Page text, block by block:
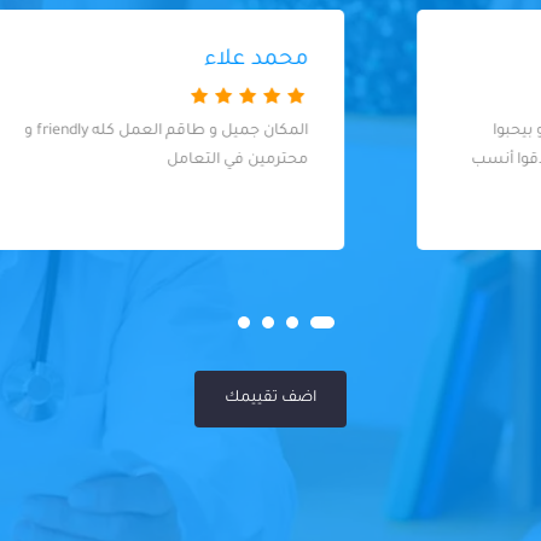
المكان جميل و طاقم العمل كله friendly و
محترمين في التعامل
اضف تقييمك